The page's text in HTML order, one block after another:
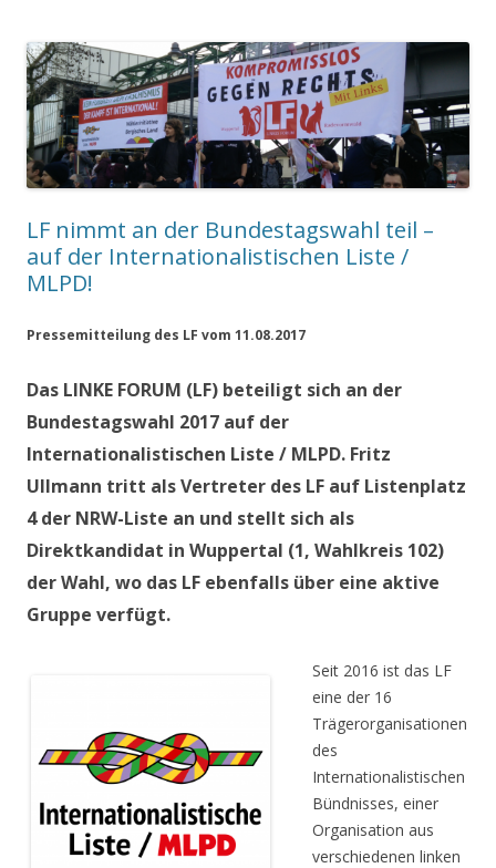
LF nimmt an der Bundestagswahl teil –
auf der Internationalistischen Liste /
MLPD!
Pressemitteilung des LF vom 11.08.2017
Das LINKE FORUM (LF) beteiligt sich an der
Bundestagswahl 2017 auf der
Internationalistischen Liste / MLPD. Fritz
Ullmann tritt als Vertreter des LF auf Listenplatz
4 der NRW-Liste an und stellt sich als
Direktkandidat in Wuppertal (1, Wahlkreis 102)
der Wahl, wo das LF ebenfalls über eine aktive
Gruppe verfügt.
Seit 2016 ist das LF
eine der 16
Trägerorganisationen
des
Internationalistischen
Bündnisses, einer
Organisation aus
verschiedenen linken